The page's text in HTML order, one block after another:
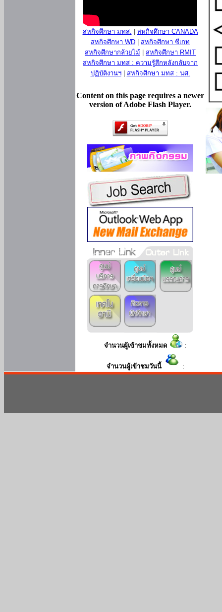
สหกิจศึกษา มทส.
สหกิจศึกษา CANADA
สหกิจศึกษา WD
สหกิจศึกษา ซีเกท
สหกิจศึกษากล้วยไม้
สหกิจศึกษา RMIT
สหกิจศึกษา มทส : ความรู้สึกหลังกลับจาก
ปฏิบัติงานฯ| สหกิจศึกษา มทส : นศ.
Content on this page requires a newer
version of Adobe Flash Player.
จำนวนผู้เข้าชมทั้งหมด :
จำนวนผู้เข้าชมวันนี้ :